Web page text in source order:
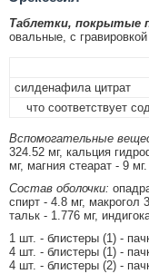
Таблетки, покрытые
овальные, с
силденафила цитрат
что соответствует
Вспомогательные
324.52 мг, кальция
мг, магния стеарат - 9 мг.
Состав оболочки:
спирт - 4.8 мг, макрогол
тальк - 1.776 мг,
1 шт. - блистеры (1) -
4 шт. - блистеры (1) -
4 шт. - блистеры (2) -